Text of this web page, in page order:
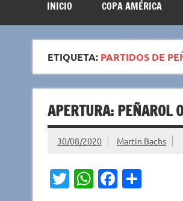
INICIO COPA AMÉRICA
ETIQUETA: PARTIDOS DE
APERTURA: PEÑAROL
30/08/2020 Martin Bachs
T W Fa C